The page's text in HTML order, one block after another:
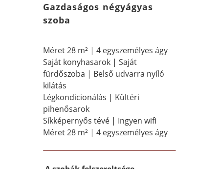
Gazdaságos négyágyas
szoba
Méret 28 m² | 4 egyszemélyes ágy
Saját konyhasarok | Saját
fürdőszoba | Belső udvarra nyíló
kilátás
Légkondicionálás | Kültéri
pihenősarok
Síkképernyős tévé | Ingyen wifi
Méret 28 m² | 4 egyszemélyes ágy